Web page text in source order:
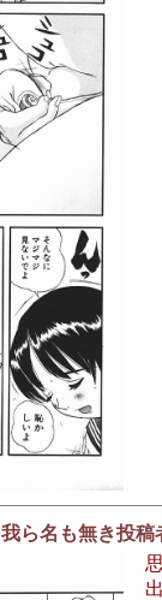
我ら名も無き投稿